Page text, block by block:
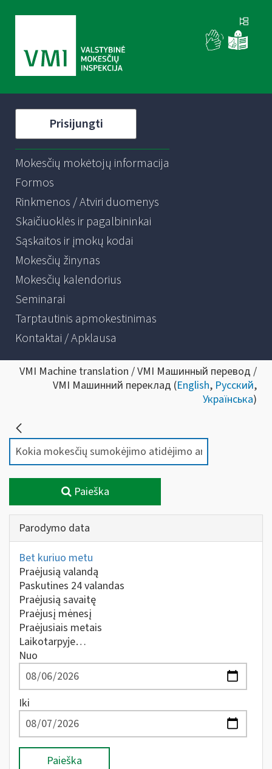
Prisijungti
Mokesčių mokėtojų informacija
Formos
Rinkmenos / Atviri duomenys
Skaičiuoklės ir pagalbininkai
Sąskaitos ir įmokų kodai
Mokesčių žinynas
Mokesčių kalendorius
Seminarai
Tarptautinis apmokestinimas
Kontaktai / Apklausa
VMI Machine translation / VMI Машинный перевод /
VMI Машинний переклад (English, Русский,
Українська)
Paieška
Parodymo data
Bet kuriuo metu
Praėjusią valandą
Paskutines 24 valandas
Praėjusią savaitę
Praėjusį mėnesį
Praėjusiais metais
Laikotarpyje…
Nuo
Iki
Paieška